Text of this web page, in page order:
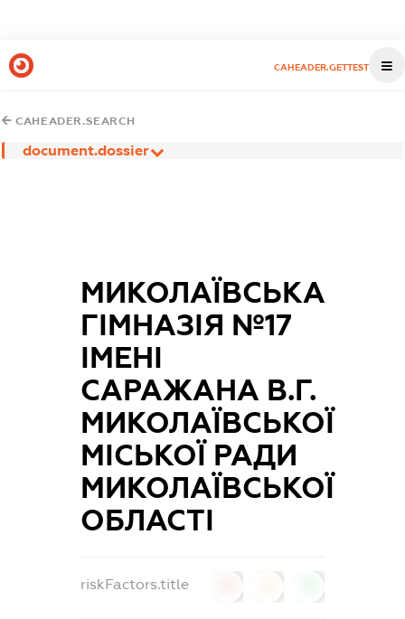
CAHEADER.GETTEST
CAHEADER.SEARCH
document.dossier
МИКОЛАЇВСЬКА
ГІМНАЗІЯ №17
ІМЕНІ
САРАЖАНА В.Г.
МИКОЛАЇВСЬКОЇ
МІСЬКОЇ РАДИ
МИКОЛАЇВСЬКОЇ
ОБЛАСТІ
riskFactors.title